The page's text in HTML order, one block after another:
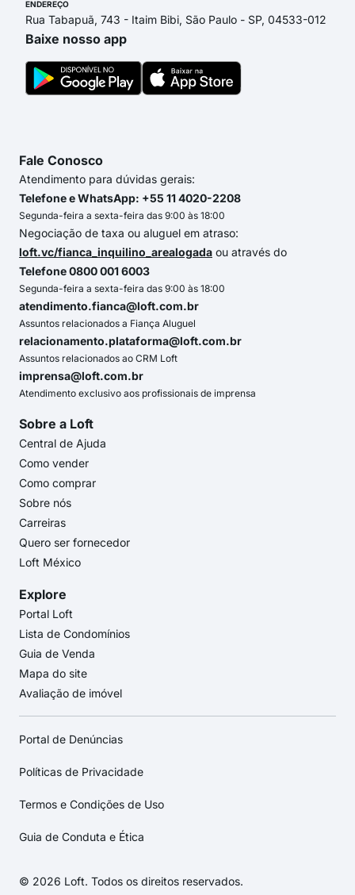
ENDEREÇO
Rua Tabapuã, 743 - Itaim Bibi, São Paulo - SP, 04533-012
Baixe nosso app
Fale Conosco
Atendimento para dúvidas gerais:
Telefone e WhatsApp: +55 11 4020-2208
Segunda-feira a sexta-feira das 9:00 às 18:00
Negociação de taxa ou aluguel em atraso:
loft.vc/fianca_inquilino_arealogada ou através do
Telefone 0800 001 6003
Segunda-feira a sexta-feira das 9:00 às 18:00
atendimento.fianca@loft.com.br
Assuntos relacionados a Fiança Aluguel
relacionamento.plataforma@loft.com.br
Assuntos relacionados ao CRM Loft
imprensa@loft.com.br
Atendimento exclusivo aos profissionais de imprensa
Sobre a Loft
Central de Ajuda
Como vender
Como comprar
Sobre nós
Carreiras
Quero ser fornecedor
Loft México
Explore
Portal Loft
Lista de Condomínios
Guia de Venda
Mapa do site
Avaliação de imóvel
Portal de Denúncias
Políticas de Privacidade
Termos e Condições de Uso
Guia de Conduta e Ética
© 2026 Loft. Todos os direitos reservados.